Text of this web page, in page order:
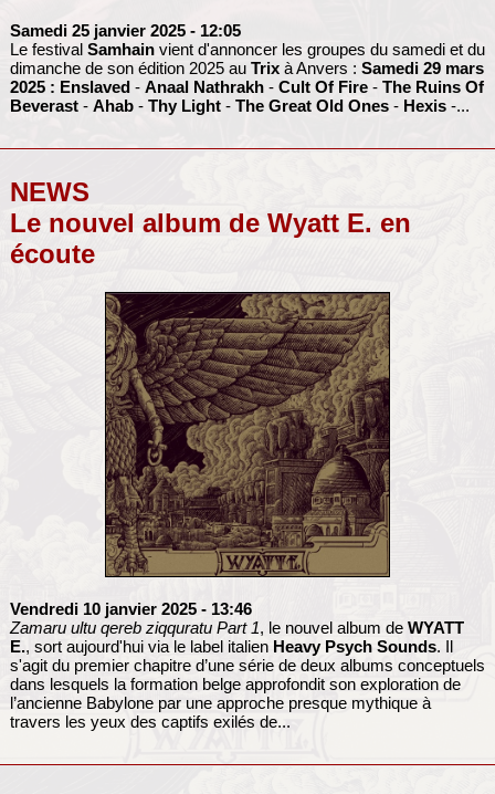
Samedi 25 janvier 2025 - 12:05
Le festival Samhainvient d'annoncer les groupes du samedi et du
dimanche de son édition 2025 au Trixà Anvers : Samedi 29 mars
2025 : Enslaved- Anaal Nathrakh- Cult Of Fire- The Ruins Of
Beverast- Ahab- Thy Light- The Great Old Ones- Hexis-...
NEWS
Le nouvel album de Wyatt E. en
écoute
Vendredi 10 janvier 2025 - 13:46
Zamaru ultu qereb ziqquratu Part 1, le nouvel album de WYATT
E., sort aujourd'hui via le label italien Heavy Psych Sounds. Il
s'agit du premier chapitre d’une série de deux albums conceptuels
dans lesquels la formation belge approfondit son exploration de
l’ancienne Babylone par une approche presque mythique à
travers les yeux des captifs exilés de...